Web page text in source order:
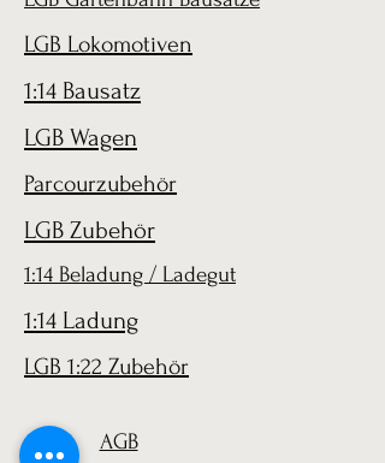
LGB Lokomotiven
1:14 Bausatz
LGB Wagen
Parcourzubehör
LGB Zubehör
1:14 Beladung / Ladegut
1:14 Ladung
LGB 1:22 Zubehör
AGB